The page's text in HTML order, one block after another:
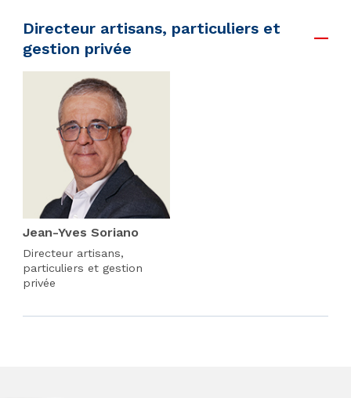
Directeur artisans, particuliers et
gestion privée
Jean-Yves Soriano
Directeur artisans,
particuliers et gestion
privée